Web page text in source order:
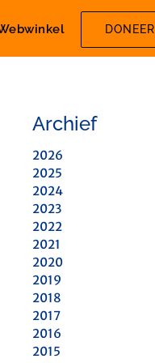
DONEER
Archief
2026
2025
2024
2023
2022
2021
2020
2019
2018
2017
2016
2015